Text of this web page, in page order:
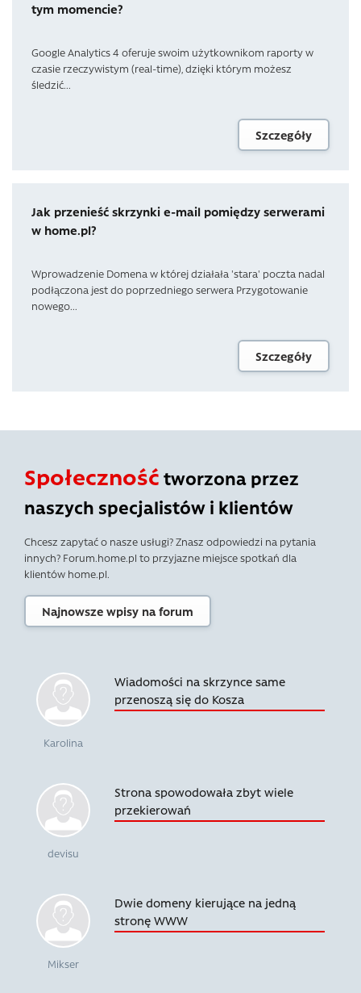
tym momencie?
Google Analytics 4 oferuje swoim użytkownikom raporty w
czasie rzeczywistym (real-time), dzięki którym możesz
śledzić...
Szczegóły
Jak przenieść skrzynki e-mail pomiędzy serwerami
w home.pl?
Wprowadzenie Domena w której działała 'stara' poczta nadal
podłączona jest do poprzedniego serwera Przygotowanie
nowego...
Szczegóły
Społeczność tworzona przez
naszych specjalistów i klientów
Chcesz zapytać o nasze usługi? Znasz odpowiedzi na pytania
innych? Forum.home.pl to przyjazne miejsce spotkań dla
klientów home.pl.
Najnowsze wpisy na forum
Karolina
Wiadomości na skrzynce same
przenoszą się do Kosza
devisu
Strona spowodowała zbyt wiele
przekierowań
Mikser
Dwie domeny kierujące na jedną
stronę WWW